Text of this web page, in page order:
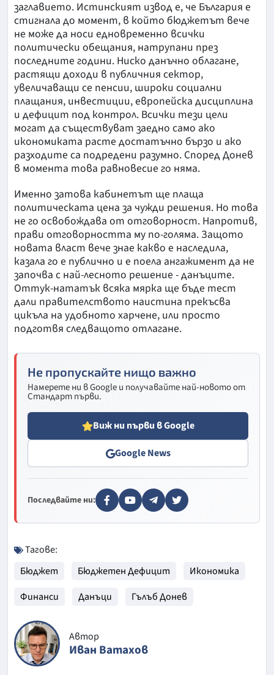
заглавието. Истинският извод е, че България е
стигнала до момент, в който бюджетът вече
не може да носи едновременно всички
политически обещания, натрупани през
последните години. Ниско данъчно облагане,
растящи доходи в публичния сектор,
увеличаващи се пенсии, широки социални
плащания, инвестиции, европейска дисциплина
и дефицит под контрол. Всички тези цели
могат да съществуват заедно само ако
икономиката расте достатъчно бързо и ако
разходите са подредени разумно. Според Донев
в момента това равновесие го няма.
Именно затова кабинетът ще плаща
политическата цена за чужди решения. Но това
не го освобождава от отговорност. Напротив,
прави отговорността му по-голяма. Защото
новата власт вече знае какво е наследила,
казала го е публично и е поела ангажимент да не
започва с най-лесното решение - данъците.
Оттук-нататък всяка мярка ще бъде тест
дали правителството наистина прекъсва
цикъла на удобното харчене, или просто
подготвя следващото отлагане.
Не пропускайте нищо важно
Намерете ни в Google и получавайте най-новото от
Стандарт първи.
Виж ни първи в Google
Google News
Последвайте ни:
Тагове:
Бюджет
Бюджетен Дефицит
Икономика
Финанси
Данъци Гълъб Донев
Автор
Иван Ватахов